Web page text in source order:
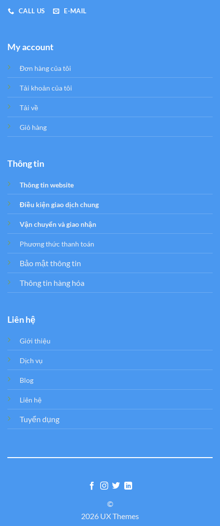
CALL US E-MAIL
My account
Đơn hàng của tôi
Tải khoản của tôi
Tải về
Giỏ hàng
Thông tin
Thông tin website
Điều kiện giao dịch chung
Vận chuyển và giao nhận
Phương thức thanh toán
Bảo mật thông tin
Thông tin hàng hóa
Liên hệ
Giới thiệu
Dịch vụ
Blog
Liên hệ
Tuyển dụng
©
2026 UX Themes